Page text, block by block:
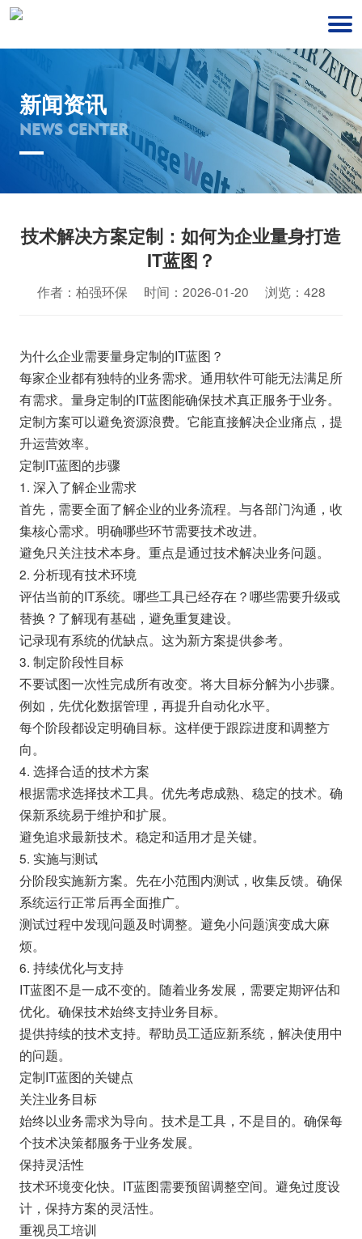
新闻资讯
NEWS CENTER
技术解决方案定制：如何为企业量身打造
IT蓝图？
作者：柏强环保 时间：2026-01-20 浏览：428
为什么企业需要量身定制的IT蓝图？
每家企业都有独特的业务需求。通用软件可能无法满足所
有需求。量身定制的IT蓝图能确保技术真正服务于业务。
定制方案可以避免资源浪费。它能直接解决企业痛点，提
升运营效率。
定制IT蓝图的步骤
1. 深入了解企业需求
首先，需要全面了解企业的业务流程。与各部门沟通，收
集核心需求。明确哪些环节需要技术改进。
避免只关注技术本身。重点是通过技术解决业务问题。
2. 分析现有技术环境
评估当前的IT系统。哪些工具已经存在？哪些需要升级或
替换？了解现有基础，避免重复建设。
记录现有系统的优缺点。这为新方案提供参考。
3. 制定阶段性目标
不要试图一次性完成所有改变。将大目标分解为小步骤。
例如，先优化数据管理，再提升自动化水平。
每个阶段都设定明确目标。这样便于跟踪进度和调整方
向。
4. 选择合适的技术方案
根据需求选择技术工具。优先考虑成熟、稳定的技术。确
保新系统易于维护和扩展。
避免追求最新技术。稳定和适用才是关键。
5. 实施与测试
分阶段实施新方案。先在小范围内测试，收集反馈。确保
系统运行正常后再全面推广。
测试过程中发现问题及时调整。避免小问题演变成大麻
烦。
6. 持续优化与支持
IT蓝图不是一成不变的。随着业务发展，需要定期评估和
优化。确保技术始终支持业务目标。
提供持续的技术支持。帮助员工适应新系统，解决使用中
的问题。
定制IT蓝图的关键点
关注业务目标
始终以业务需求为导向。技术是工具，不是目的。确保每
个技术决策都服务于业务发展。
保持灵活性
技术环境变化快。IT蓝图需要预留调整空间。避免过度设
计，保持方案的灵活性。
重视员工培训